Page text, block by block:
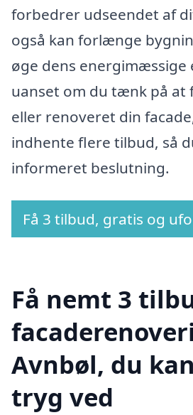
forbedrer udseendet af
også kan forlænge
øge dens energimæssige
uanset om du tænk på at
eller renoveret din
indhente flere tilbud, så
informeret beslutning.
Få 3 tilbud, gratis og
Få nemt 3
Avnbøl, du
tryg ved